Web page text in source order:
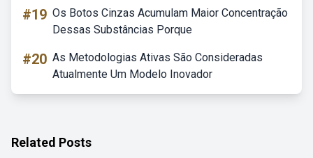
#19 Os Botos Cinzas Acumulam Maior Concentração
Dessas Substâncias Porque
#20 As Metodologias Ativas São Consideradas
Atualmente Um Modelo Inovador
Related Posts